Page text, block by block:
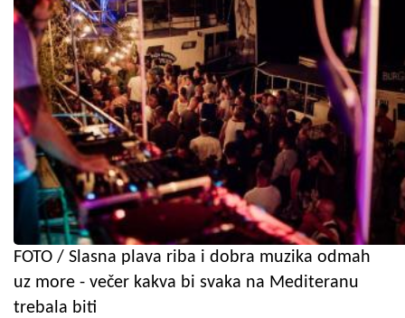
FOTO / Slasna plava riba i dobra muzika odmah
uz more - večer kakva bi svaka na Mediteranu
trebala biti